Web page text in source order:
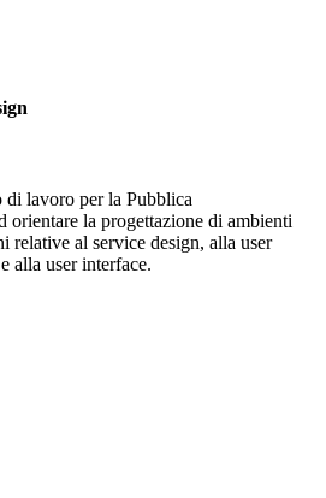
di lavoro per la Pubblica
orientare la progettazione di ambienti
relative al service design, alla user
alla user interface.